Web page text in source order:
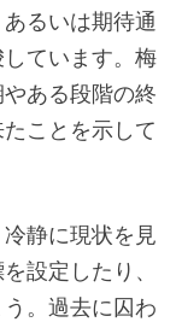
るいは期待通
ています。梅
ある段階の終
ことを示して
静に現状を見
設定したり、
。過去に囚わ